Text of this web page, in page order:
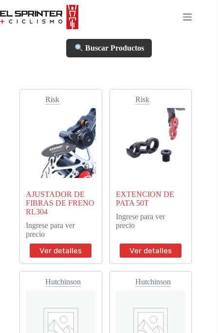
to
content
Buscar Productos
Risk
AJUSTADOR DE
FIBRAS DE FRENO
RL304
Ingrese para ver
precio
Ver detalles
Risk
EXTENCION DE
PATA 50T
Ingrese para ver
precio
Ver detalles
Hutchinson Hutchinson